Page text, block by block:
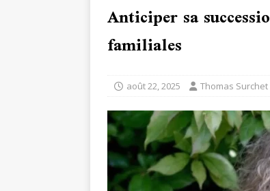
Anticiper sa
familiales
août 22, 2025 Thomas Surchet